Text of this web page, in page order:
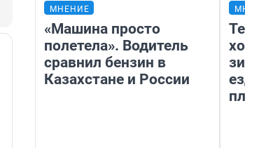
МНЕНИЕ
«Машина просто
полетела». Водитель
сравнил бензин в
Казахстане и России
ездит